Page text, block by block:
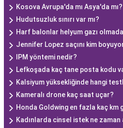
Kosova Avrupa'da mı Asya'da mı?
Hudutsuzluk sınırı var mı?
Harf balonlar helyum gazı
Jennifer Lopez saçını kim
IPM yöntemi nedir?
Lefkoşada kaç tane posta kodu
Kalsiyum yüksekliğinde hangi
Kameralı drone kaç saat uçar?
Honda Goldwing en fazla kaç km
Kadınlarda cinsel istek ne zaman